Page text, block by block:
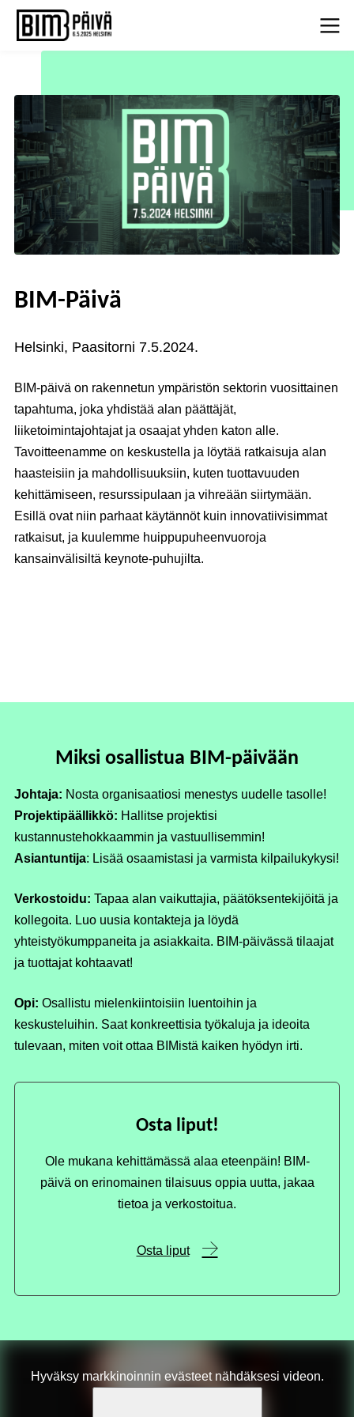
BIM-Päivä
Helsinki, Paasitorni 7.5.2024.
BIM-päivä on rakennetun ympäristön sektorin vuosittainen
tapahtuma, joka yhdistää alan päättäjät,
liiketoimintajohtajat ja osaajat yhden katon alle.
Tavoitteenamme on keskustella ja löytää ratkaisuja alan
haasteisiin ja mahdollisuuksiin, kuten tuottavuuden
kehittämiseen, resurssipulaan ja vihreään siirtymään.
Esillä ovat niin parhaat käytännöt kuin innovatiivisimmat
ratkaisut, ja kuulemme huippupuheenvuoroja
kansainvälisiltä keynote-puhujilta.
Miksi osallistua BIM-päivään
Johtaja: Nosta organisaatiosi menestys uudelle tasolle!
Projektipäällikkö: Hallitse projektisi
kustannustehokkaammin ja vastuullisemmin!
Asiantuntija: Lisää osaamistasi ja varmista kilpailukykysi!
Verkostoidu: Tapaa alan vaikuttajia, päätöksentekijöitä ja
kollegoita. Luo uusia kontakteja ja löydä
yhteistyökumppaneita ja asiakkaita. BIM-päivässä tilaajat
ja tuottajat kohtaavat!
Opi: Osallistu mielenkiintoisiin luentoihin ja
keskusteluihin. Saat konkreettisia työkaluja ja ideoita
tulevaan, miten voit ottaa BIMistä kaiken hyödyn irti.
Osta liput!
Ole mukana kehittämässä alaa eteenpäin! BIM-
päivä on erinomainen tilaisuus oppia uutta, jakaa
tietoa ja verkostoitua.
Osta liput
Hyväksy markkinoinnin evästeet nähdäksesi videon.